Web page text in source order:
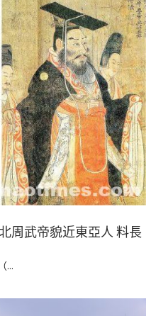
周武帝貌近東亞人 料長
...